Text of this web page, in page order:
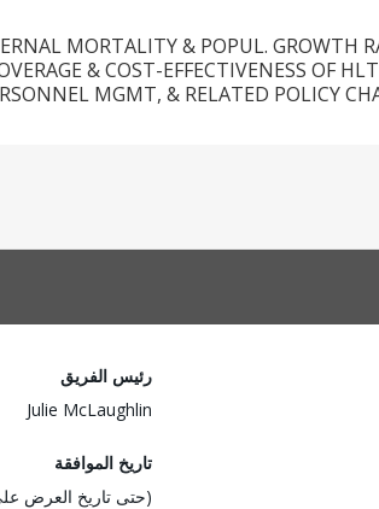
MORTALITY & POPUL. GROWTH
& COST-EFFECTIVENESS OF
MGMT, & RELATED POLICY
رئيس الفريق
Julie McLaughlin
تاريخ الموافقة
(حتى تاريخ العرض